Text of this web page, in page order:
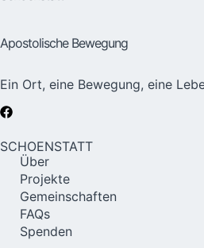
Apostolische Bewegung
Ein Ort, eine Bewegung, eine
SCHOENSTATT
Über
Projekte
Gemeinschaften
FAQs
Spenden